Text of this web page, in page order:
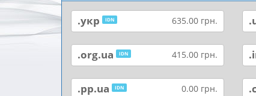
.укр IDN 635.00 грн.
.org.ua IDN 415.00 грн.
.pp.ua IDN 0.00 грн.